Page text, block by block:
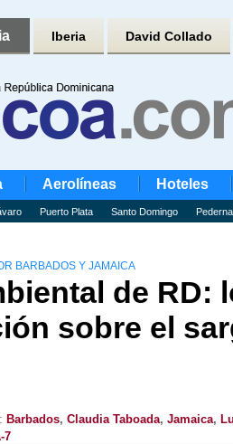
Iberia David Collado
Aerolíneas Hoteles
Puerto Plata Santo Domingo
BARBADOS Y JAMAICA
de RD:
sobre el
Barbados, Claudia Taboada, Jamaica,
7